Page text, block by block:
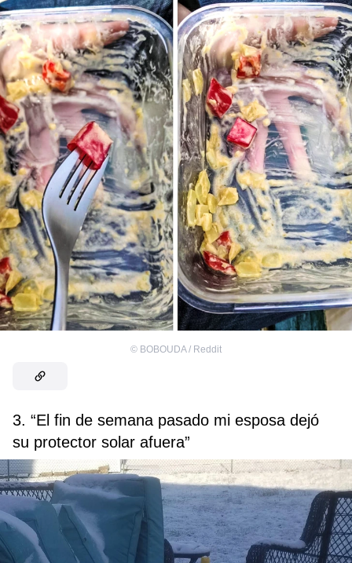
© BOBOUDA / Reddit
3. “El fin de semana pasado mi esposa dejó
su protector solar afuera”